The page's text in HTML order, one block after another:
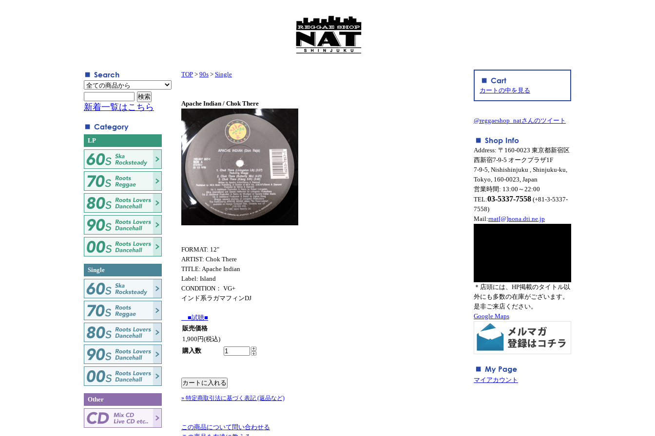
TOP > 90s > Single
Apache Indian / Chok There
FORMAT: 12"
ARTIST: Chok There
TITLE: Apache Indian
Label: Island
CONDITION： VG+
インド系ラガマフィンDJ
■試聴■
販売価格
1,900円(税込)
購入数
» 特定商取引法に基づく表記 (返品など)
この商品について問い合わせる
新着一覧はこちら
LP
Single
Other
カートの中を見る
@reggaeshop_natさんのツイート
Address: 〒160-0023 東京都新宿区
西新宿7-9-5 オークプラザ1F
7-9-5, Nishishinjuku , Shinjuku-ku,
Tokyo, 160-0023, Japan
営業時間: 13:00～22:00
TEL:03-5337-7558 (+81-3-5337-
7558)
Mail:rnat[@]nona.dti.ne.jp
＊店頭には、HP掲載のタイトル以
外にも多数の在庫がございます。
是非ご来店ください。
Google Maps
マイアカウント